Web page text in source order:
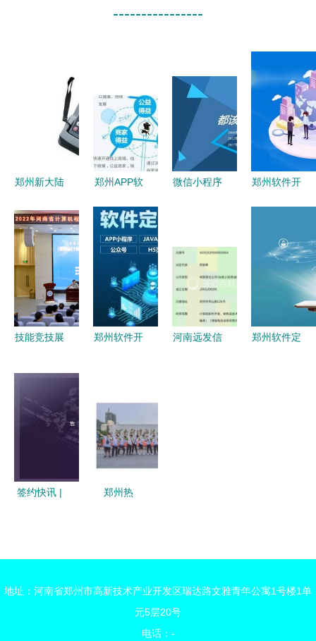
----------------
郑州新大陆
采集器售后
维修及软件
开发服务指
南
郑州APP软
赋能企业与
城市数字化
微信小程序
力郑州企业
数字化转型
郑州软件开
ERP系统自
主研发与创
新网络服务
技能竞技展
创新谱新篇
——我校成
功举办
程序设计员
郑州软件开
数字化转型
的可靠伙伴
河南远发信
郑州软件定
签约快讯 |
新体验
郑州热
地址：河南省郑州市高新技术产业开发区瑞达路文雅青年公寓1号楼1单
元5层20号
电话：-